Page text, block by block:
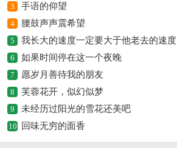
3 手语的仰望
4 腰鼓声声震希望
5 我长大的速度一定要大于他老去的速度
6 如果时间停在这一个夜晚
7 愿岁月善待我的朋友
8 芙蓉花开，似幻似梦
9 未经历过阳光的雪花还美吧
10 回味无穷的面香